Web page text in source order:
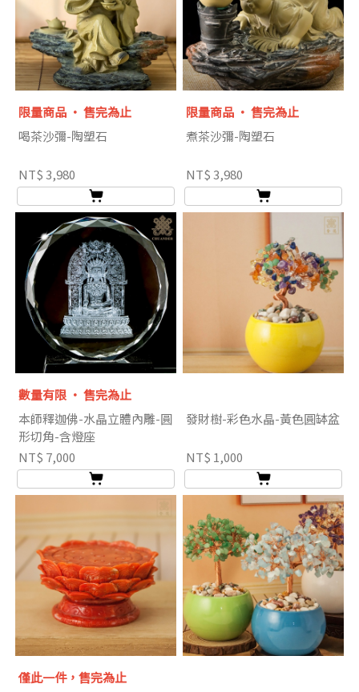
限量商品 ‧ 售完為止
喝茶沙彌-陶塑石
NT$ 3,980
限量商品 ‧ 售完為止
煮茶沙彌-陶塑石
NT$ 3,980
數量有限 ‧ 售完為止
本師釋迦佛-水晶立體內雕-圓
形切角-含燈座
NT$ 7,000
發財樹-彩色水晶-黃色圓缽盆
NT$ 1,000
僅此一件，售完為止